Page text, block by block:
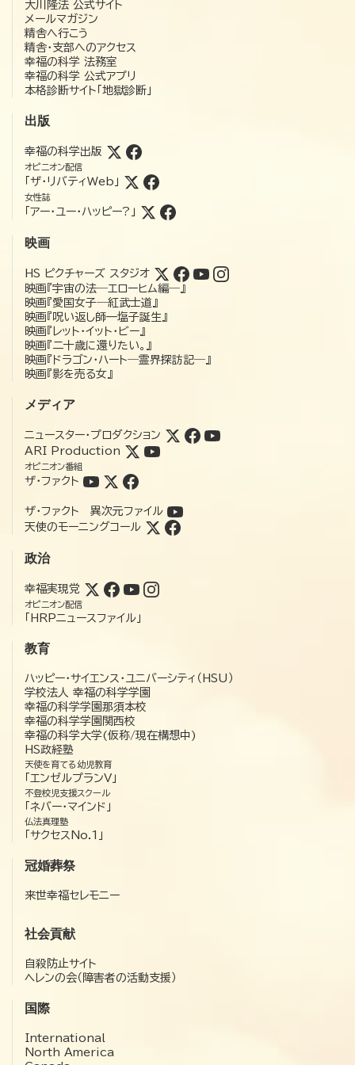
大川隆法 公式サイト
メールマガジン
精舎へ行こう
精舎・支部へのアクセス
幸福の科学 法務室
幸福の科学 公式アプリ
本格診断サイト「地獄診断」
出版
幸福の科学出版
オピニオン配信
「ザ・リバティWeb」
女性誌
「アー・ユー・ハッピー?」
映画
HS ピクチャーズ スタジオ
映画『宇宙の法―エローヒム編―』
映画『愛国女子―紅武士道』
映画『呪い返し師—塩子誕生』
映画『レット・イット・ビー』
映画『二十歳に還りたい。』
映画『ドラゴン・ハート―霊界探訪記―』
映画『影を売る女』
メディア
ニュースター・プロダクション
ARI Production
オピニオン番組
ザ・ファクト
ザ・ファクト 異次元ファイル
天使のモーニングコール
政治
幸福実現党
オピニオン配信
「HRPニュースファイル」
教育
ハッピー・サイエンス・ユニバーシティ（HSU）
学校法人 幸福の科学学園
幸福の科学学園那須本校
幸福の科学学園関西校
幸福の科学大学(仮称/現在構想中)
HS政経塾
天使を育てる幼児教育
「エンゼルプランV」
不登校児支援スクール
「ネバー・マインド」
仏法真理塾
「サクセスNo.1」
冠婚葬祭
来世幸福セレモニー
社会貢献
自殺防止サイト
ヘレンの会（障害者の活動支援）
国際
International
North America